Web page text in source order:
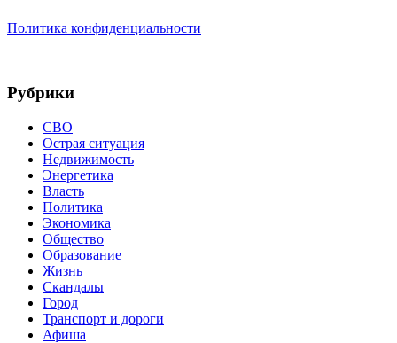
Политика конфиденциальности
Рубрики
СВО
Острая ситуация
Недвижимость
Энергетика
Власть
Политика
Экономика
Общество
Образование
Жизнь
Скандалы
Город
Транспорт и дороги
Афиша